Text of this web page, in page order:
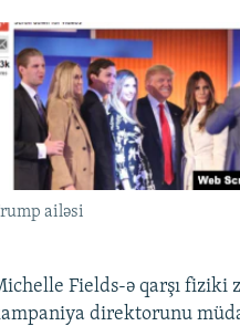
ailəsi
Fields-ə qarşı fiziki
direktorunu